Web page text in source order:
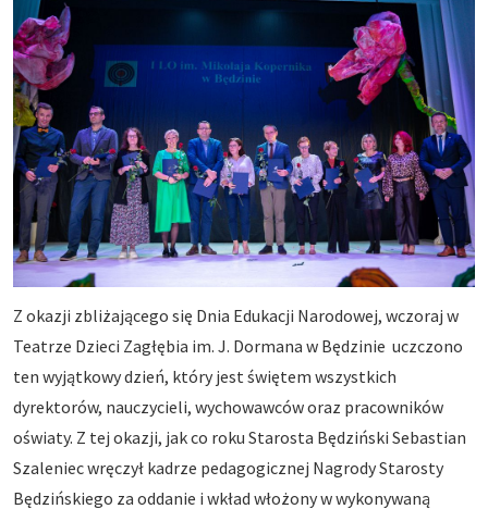
Z okazji zbliżającego się Dnia Edukacji Narodowej, wczoraj w
Teatrze Dzieci Zagłębia im. J. Dormana w Będzinie uczczono
ten wyjątkowy dzień, który jest świętem wszystkich
dyrektorów, nauczycieli, wychowawców oraz pracowników
oświaty. Z tej okazji, jak co roku Starosta Będziński Sebastian
Szaleniec wręczył kadrze pedagogicznej Nagrody Starosty
Będzińskiego za oddanie i wkład włożony w wykonywaną